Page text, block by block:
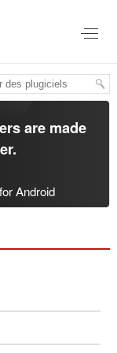
are made
.
Android